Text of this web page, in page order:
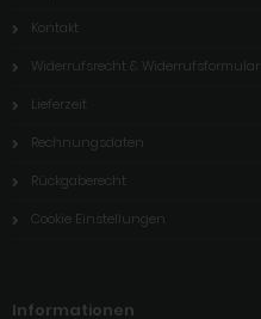
Kontakt
Widerrufsrecht & Widerrufsformular
Lieferzeit
Rechnungsdaten
Rückgaberecht
Cookie Einstellungen
Informationen